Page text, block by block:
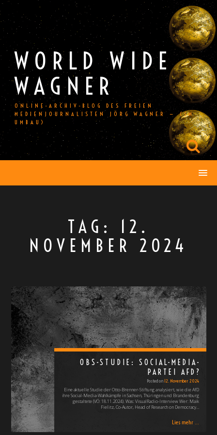
Skip
to
content
WORLD WIDE
WAGNER
ONLINE-ARCHIV-BLOG DES FREIEN
MEDIENJOURNALISTEN JÖRG WAGNER — (IM
UMBAU)
TAG: 12.
NOVEMBER 2024
OBS-STUDIE: SOCIAL-MEDIA-
PARTEI AFD?
Posted on 12. November 2024
Eine aktuelle Studie der Otto-Brenner-Stiftung analysiert, wie die AfD
ihre Social-Media-Wahlkämpfe in Sachsen, Thüringen und Brandenburg
gestaltete (VÖ: 18.11.2024). Was: VisualRadio-Interview Wer: Maik
Fielitz, Co-Autor, Head of Research on Democracy…
Lies mehr ...